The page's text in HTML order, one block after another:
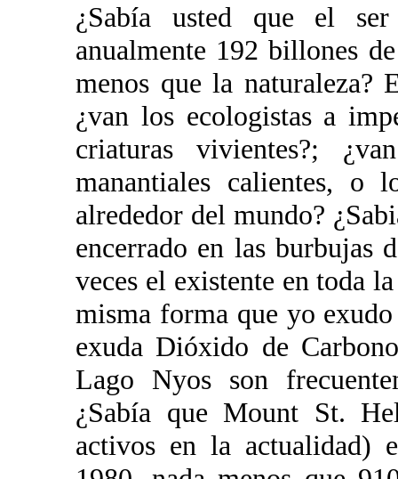
¿Sabía usted que el
anualmente 192 billones
menos que la naturaleza?
¿van los ecologistas a
criaturas vivientes?;
manantiales calientes, o
alrededor del mundo?
encerrado en las burbujas
veces el existente en toda
misma forma que yo
exuda Dióxido de
Lago Nyos son
¿Sabía que Mount St.
activos en la actualidad)